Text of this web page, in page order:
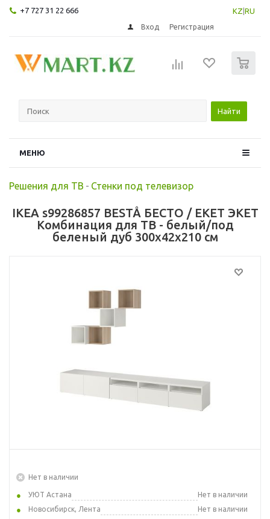
+7 727 31 22 666 KZ RU
Вход Регистрация
Найти
МЕНЮ
Решения для ТВ - Стенки под телевизор
IKEA s99286857 BESTÅ БЕСТО / EKET ЭКЕТ
Комбинация для ТВ - белый/под
беленый дуб 300x42x210 см
Нет в наличии
УЮТ Астана
Нет в наличии
Новосибирск, Лента
Нет в наличии